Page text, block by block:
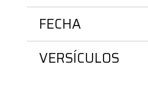
FECHA
VERSÍCULOS